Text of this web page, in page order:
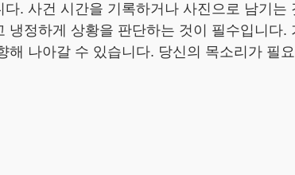
. 사건 시간을 기록하거나 사진으로 남기
정하게 상황을 판단하는 것이 필수입니
나아갈 수 있습니다. 당신의 목소리가 필